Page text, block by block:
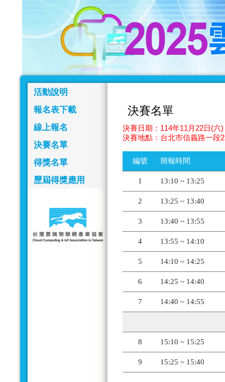
活動說明
報名表下載
線上報名
決賽名單
得獎名單
歷屆得獎應用
決賽名單
決賽日期：114年11月22日(六
決賽地點：台北市信義路一段
編號 簡報時間
1 13:10 ~ 13:25
2 13:25 ~ 13:40
3 13:40 ~ 13:55
4 13:55 ~ 14:10
5 14:10 ~ 14:25
6 14:25 ~ 14:40
7 14:40 ~ 14:55
8 15:10 ~ 15:25
9 15:25 ~ 15:40